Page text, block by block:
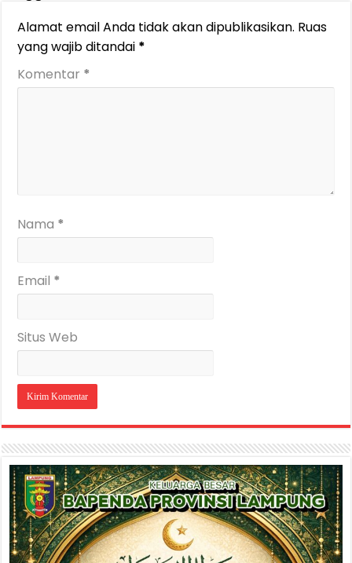
Alamat email Anda tidak akan dipublikasikan. Ruas
yang wajib ditandai *
Komentar *
Nama *
Email *
Situs Web